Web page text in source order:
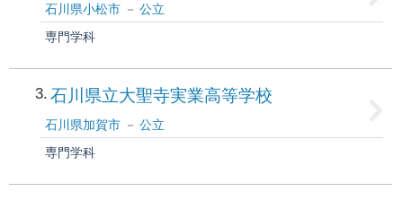
石川県小松市
公立
専門学科
3 石川県立大聖寺実業高等学校
石川県加賀市
公立
専門学科